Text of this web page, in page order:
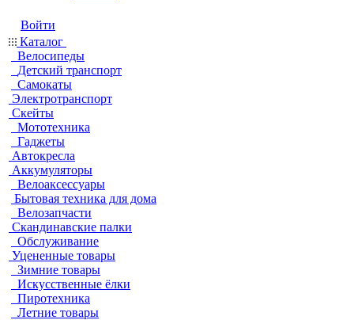
Войти
Каталог
Велосипеды
Детский транспорт
Самокаты
Электротранспорт
Скейты
Мототехника
Гаджеты
Автокресла
Аккумуляторы
Велоаксессуары
Бытовая техника для дома
Велозапчасти
Скандинавские палки
Обслуживание
Уцененные товары
Зимние товары
Искусственные ёлки
Пиротехника
Летние товары